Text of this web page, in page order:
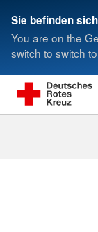
Sie befinden
You are on the
switch to switch